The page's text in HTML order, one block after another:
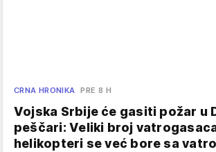
CRNA HRONIKA PRE 8 H
Vojska Srbije će gasiti požar u
peščari: Veliki broj
helikopteri se već bore sa